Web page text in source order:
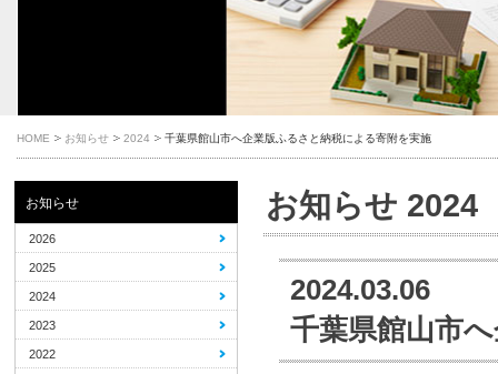
HOME お知らせ 2024 千葉県館山市へ企業版ふるさと納税による寄附を実施
お知らせ 2024
2024.03.06
千葉県館山市
お知らせ
2026
2025
2024
2023
2022